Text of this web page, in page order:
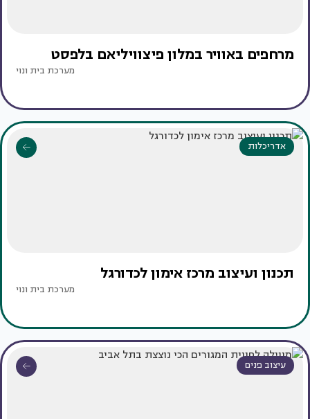
מרחפים באוויר במלון פיצוויליאם בלפסט
מערכת בית ונוי
אדריכלות
תכנון ועיצוב מרכז אימון לכדורגל
מערכת בית ונוי
עיצוב פנים